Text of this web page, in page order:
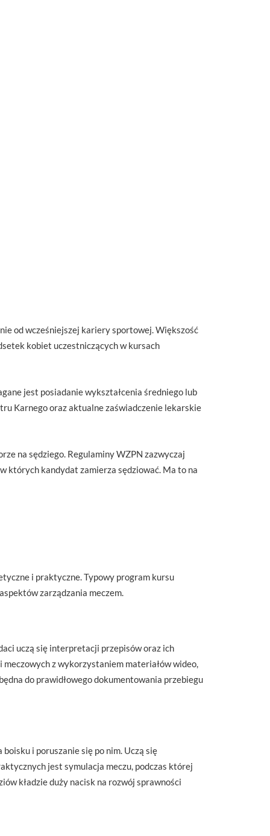
od wcześniejszej kariery sportowej. Większość
kobiet uczestniczących w kursach
jest posiadanie wykształcenia średniego lub
Karnego oraz aktualne zaświadczenie lekarskie
na sędziego. Regulaminy WZPN zazwyczaj
których kandydat zamierza sędziować. Ma to na
i praktyczne. Typowy program kursu
zarządzania meczem.
uczą się interpretacji przepisów oraz ich
z wykorzystaniem materiałów wideo,
do prawidłowego dokumentowania przebiegu
i poruszanie się po nim. Uczą się
jest symulacja meczu, podczas której
kładzie duży nacisk na rozwój sprawności